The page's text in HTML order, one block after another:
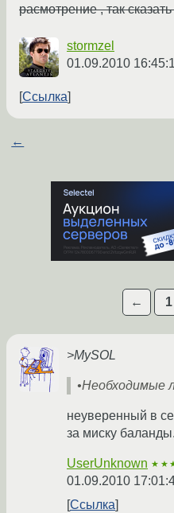
расмотрение , так
stormzel
01.09.2010
Ссылка
←
← 1
>MySOL
•Необходимые
неуверенный в
за миску баланды.
UserUnknown
01.09.2010
Ссылка